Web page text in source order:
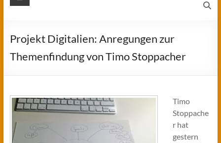
Projekt Digitalien: Anregungen zur
Themenfindung von Timo Stoppacher
Timo
Stoppache
r hat
gestern